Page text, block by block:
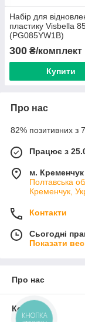
Набір для
пластику Visbella
(PG085YW1B)
300 ₴/комплект
Купити
Про нас
82% позитивних з
Працює з
м. Кременчук
Полтавська
Кременчук,
Контакти
Сьогодні
Показати
Про нас
Контакти
КНОПКА